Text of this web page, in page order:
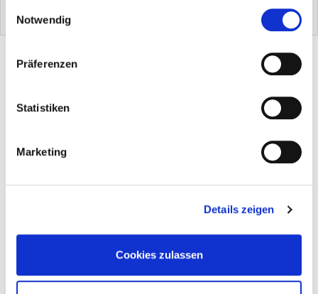
Notwendig
Präferenzen
Statistiken
Marketing
Details zeigen
Cookies zulassen
23,90 €
14,90 €
PRODUKTBESCHREIBUNG
TIPPS & ANWENDUNG
INHALTSSTOFFE & HINWEISE